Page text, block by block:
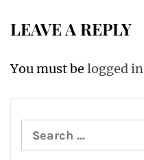
LEAVE A REPLY
You must be logged in
Search
for: